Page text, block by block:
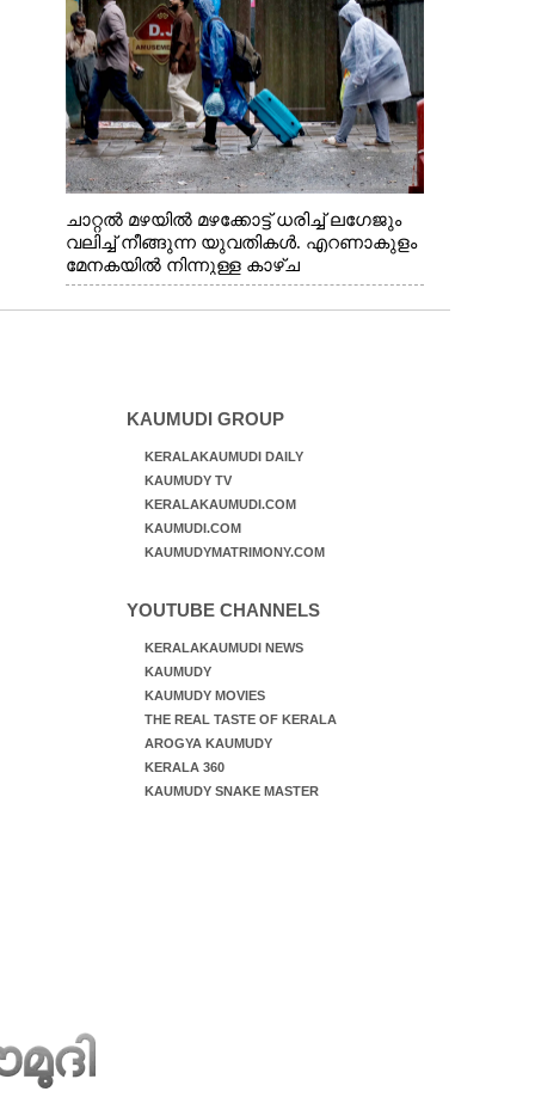
ചാറ്റൽ മഴയിൽ മഴക്കോട്ട് ധരിച്ച് ലഗേജും
വലിച്ച് നീങ്ങുന്ന യുവതികൾ. എറണാകുളം
മേനകയിൽ നിന്നുള്ള കാഴ്ച
KAUMUDI GROUP
KERALAKAUMUDI DAILY
KAUMUDY TV
KERALAKAUMUDI.COM
KAUMUDI.COM
KAUMUDYMATRIMONY.COM
YOUTUBE CHANNELS
KERALAKAUMUDI NEWS
KAUMUDY
KAUMUDY MOVIES
THE REAL TASTE OF KERALA
AROGYA KAUMUDY
KERALA 360
KAUMUDY SNAKE MASTER